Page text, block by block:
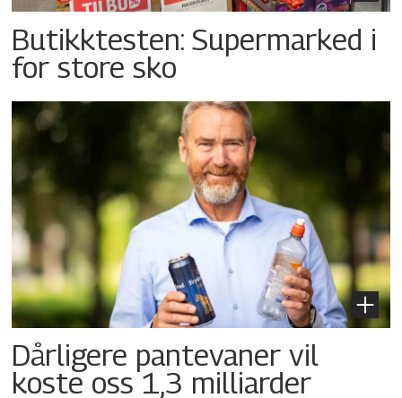
Butikktesten: Supermarked i
for store sko
Dårligere pantevaner vil
koste oss 1,3 milliarder